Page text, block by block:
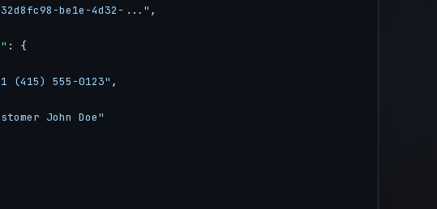
be1e-4d32-..." ,
: {
(415) 555-0123" ,
John Doe"